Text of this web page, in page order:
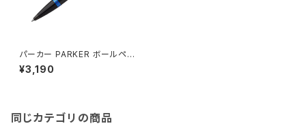
パーカー PARKER ボールペン
2173234 アイエム IM ヴァイブ
ラントリング マリンブルーリング
¥3,190
同じカテゴリの商品